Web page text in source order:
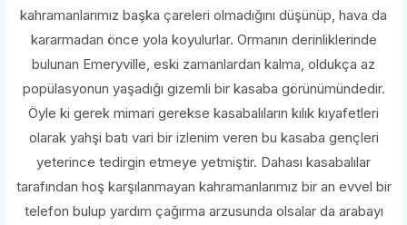
kahramanlarımız başka çareleri olmadığını düşünüp, hava da
kararmadan önce yola koyulurlar. Ormanın derinliklerinde
bulunan Emeryville, eski zamanlardan kalma, oldukça az
popülasyonun yaşadığı gizemli bir kasaba görünümündedir.
Öyle ki gerek mimari gerekse kasabalıların kılık kıyafetleri
olarak yahşi batı vari bir izlenim veren bu kasaba gençleri
yeterince tedirgin etmeye yetmiştir. Dahası kasabalılar
tarafından hoş karşılanmayan kahramanlarımız bir an evvel bir
telefon bulup yardım çağırma arzusunda olsalar da arabayı